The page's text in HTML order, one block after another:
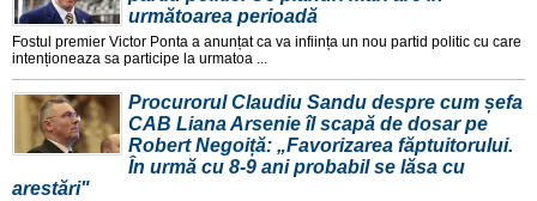
următoarea perioadă
Fostul premier Victor Ponta a anunțat ca va inființa un nou partid politic cu care
intenționeaza sa participe la urmatoa ...
Procurorul Claudiu Sandu despre cum șefa
CAB Liana Arsenie îl scapă de dosar pe
Robert Negoiță: „Favorizarea făptuitorului.
În urmă cu 8-9 ani probabil se lăsa cu
arestări"